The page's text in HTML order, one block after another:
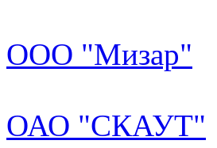
ООО "Мизар"
ОАО "СКАУТ"